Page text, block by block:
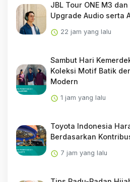
JBL Tour ONE M3
Upgrade Audio serta
22 jam yang lalu
Sambut Hari
Koleksi Motif Batik
Modern
1 jam yang lalu
Toyota Indonesia
Berdasarkan
7 jam yang lalu